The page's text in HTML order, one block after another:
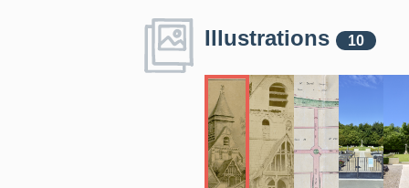
Illustrations 10